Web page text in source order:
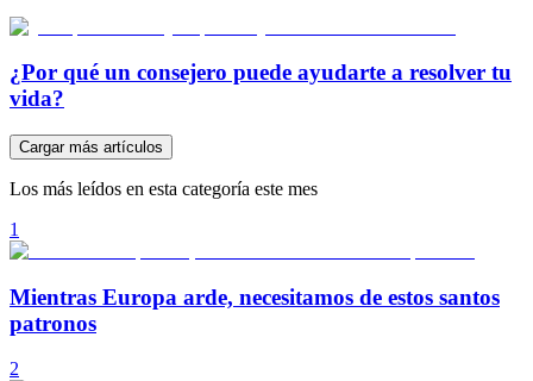
¿Por qué un consejero puede ayudarte a resolver tu
vida?
Cargar más artículos
Los más leídos en esta categoría este mes
1
Mientras Europa arde, necesitamos de estos santos
patronos
2